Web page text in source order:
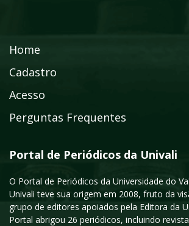
Home
Cadastro
Acesso
Perguntas Frequentes
Portal de Periódicos da Univali
O Portal de Periódicos da Universidade do
Univali teve sua origem em 2008, fruto da
grupo de editores apoiados pela Editora da
Portal abrigou 26 periódicos, incluindo